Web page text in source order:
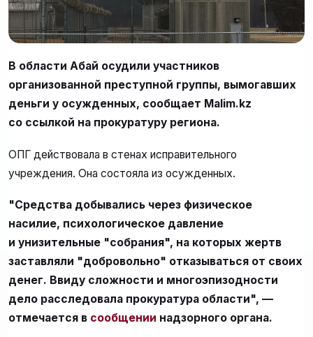
В области Абай осудили участников
организованной преступной группы, вымогавших
деньги у осужденных, сообщает Malim.kz
со ссылкой на прокуратуру региона.
ОПГ действовала в стенах исправительного
учреждения. Она состояла из осужденных.
"Средства добывались через физическое
насилие, психологическое давление
и унизительные "собрания", на которых жертв
заставляли "добровольно" отказываться от своих
денег. Ввиду сложности и многоэпизодности
дело расследовала прокуратура области", —
отмечается в сообщении надзорного органа.